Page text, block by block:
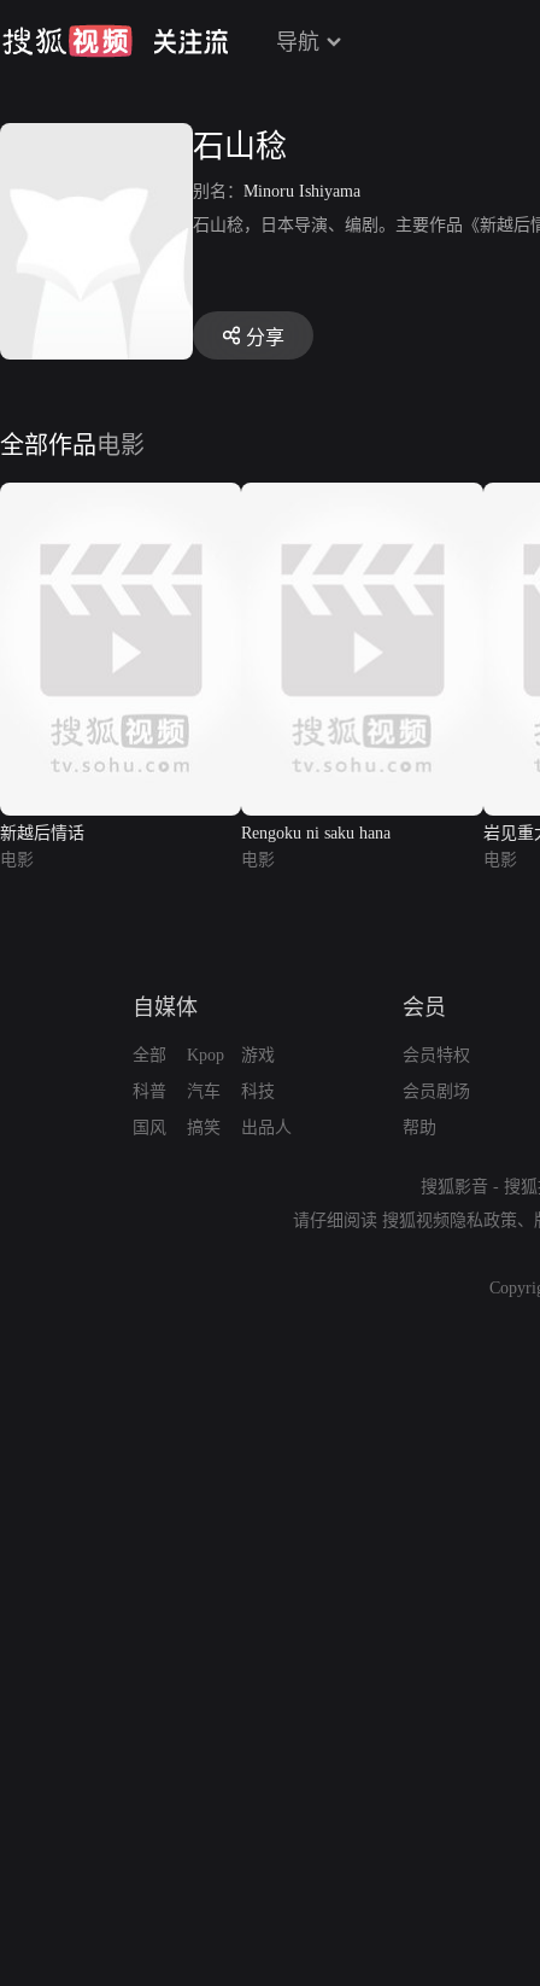
导航
石山稔
别名： Minoru Ishiyama
石山稔，日本导演、编剧。主要作品《新越后
分享
全部作品电影
新越后情话
电影
Rengoku ni saku hana
电影
岩见重
电影
自媒体
全部
科普
国风
Kpop
汽车
搞笑
游戏
科技
出品人
会员
会员特权
会员剧场
帮助
搜狐影音 - 搜
请仔细阅读 搜狐视频隐私政策、